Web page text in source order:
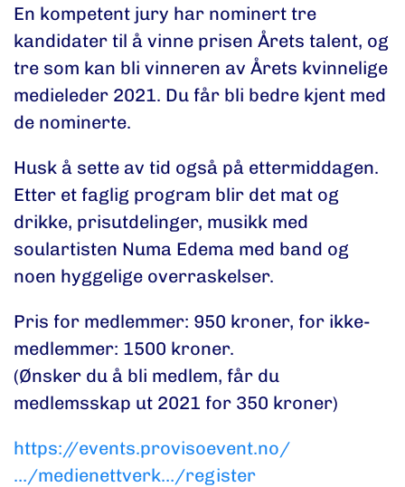
En kompetent jury har nominert tre
kandidater til å vinne prisen Årets talent, og
tre som kan bli vinneren av Årets kvinnelige
medieleder 2021. Du får bli bedre kjent med
de nominerte.
Husk å sette av tid også på ettermiddagen.
Etter et faglig program blir det mat og
drikke, prisutdelinger, musikk med
soulartisten Numa Edema med band og
noen hyggelige overraskelser.
Pris for medlemmer: 950 kroner, for ikke-
medlemmer: 1500 kroner.
(Ønsker du å bli medlem, får du
medlemsskap ut 2021 for 350 kroner)
https://events.provisoevent.no/
…/medienettverk…/register